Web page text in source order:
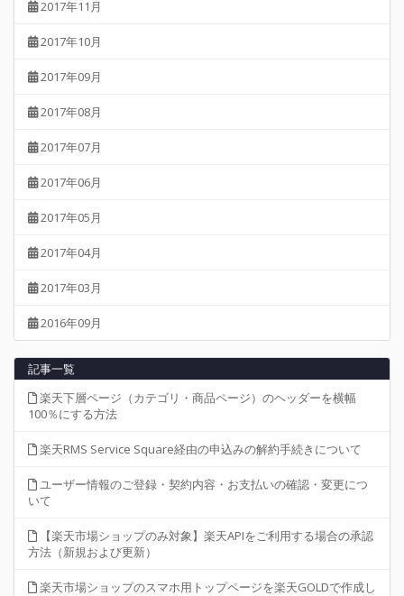
2017年11月
2017年10月
2017年09月
2017年08月
2017年07月
2017年06月
2017年05月
2017年04月
2017年03月
2016年09月
記事一覧
楽天下層ページ（カテゴリ・商品ページ）のヘッダーを横幅
100％にする方法
楽天RMS Service Square経由の申込みの解約手続きについて
ユーザー情報のご登録・契約内容・お支払いの確認・変更につ
いて
【楽天市場ショップのみ対象】楽天APIをご利用する場合の承認
方法（新規および更新）
楽天市場ショップのスマホ用トップページを楽天GOLDで作成し